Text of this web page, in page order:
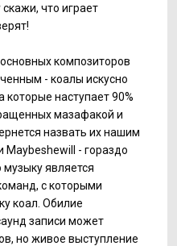
что играет
композиторов
- коалы искусно
наступает 90%
мазафакой и
назвать их нашим
- гораздо
является
с которыми
коал. Обилие
записи может
но живое выступление